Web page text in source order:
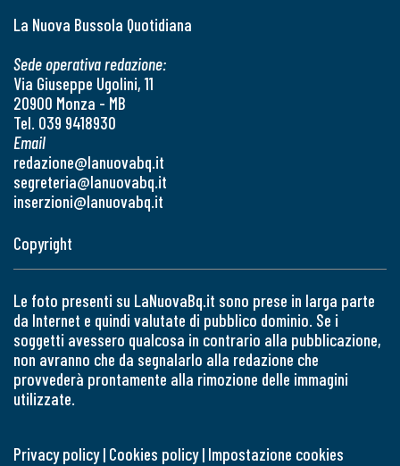
La Nuova Bussola Quotidiana
Sede operativa redazione:
Via Giuseppe Ugolini, 11
20900 Monza - MB
Tel. 039 9418930
Email
redazione@lanuovabq.it
segreteria@lanuovabq.it
inserzioni@lanuovabq.it
Copyright
Le foto presenti su LaNuovaBq.it sono prese in larga parte
da Internet e quindi valutate di pubblico dominio. Se i
soggetti avessero qualcosa in contrario alla pubblicazione,
non avranno che da segnalarlo alla redazione che
provvederà prontamente alla rimozione delle immagini
utilizzate.
Privacy policy| Cookies policy| Impostazione cookies